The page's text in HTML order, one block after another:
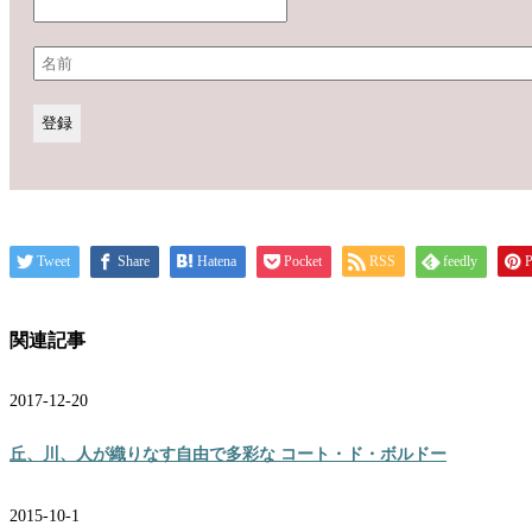
Tweet Share Hatena Pocket RSS feedly
関連記事
2017-12-20
丘、川、人が織りなす自由で多彩な コート・ド・ボルドー
2015-10-1